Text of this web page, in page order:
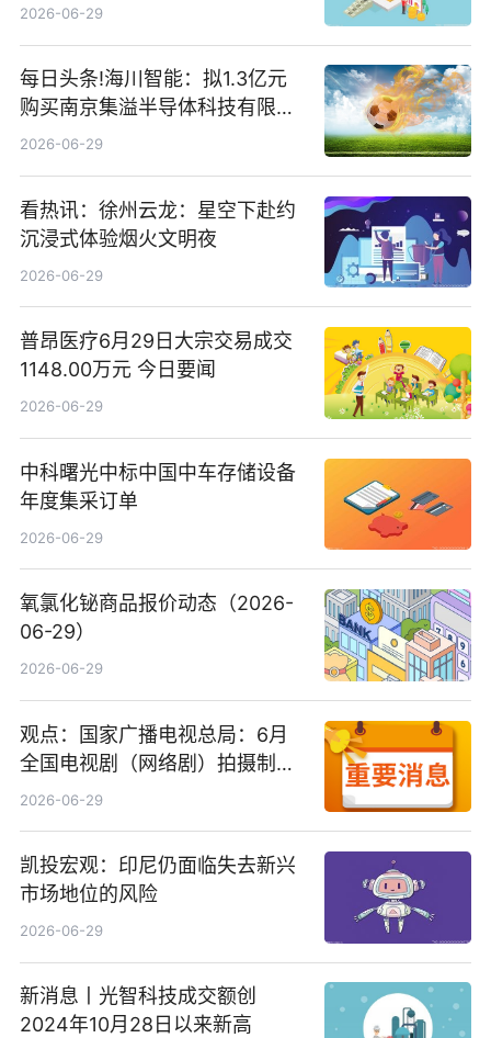
2026-06-29
每日头条!海川智能：拟1.3亿元
购买南京集溢半导体科技有限公
司15.3%股权
2026-06-29
看热讯：徐州云龙：星空下赴约
沉浸式体验烟火文明夜
2026-06-29
普昂医疗6月29日大宗交易成交
1148.00万元 今日要闻
2026-06-29
中科曙光中标中国中车存储设备
年度集采订单
2026-06-29
氧氯化铋商品报价动态（2026-
06-29）
2026-06-29
观点：国家广播电视总局：6月
全国电视剧（网络剧）拍摄制作
备案公示剧目197部
2026-06-29
凯投宏观：印尼仍面临失去新兴
市场地位的风险
2026-06-29
新消息丨光智科技成交额创
2024年10月28日以来新高